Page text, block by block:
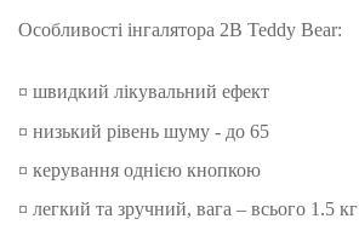
Особливості інгалятора 2B Teddy Bear:
¤ швидкий лікувальний ефект
¤ низький рівень шуму - до 65
¤ керування однією кнопкою
¤ легкий та зручний, вага – всього 1.5 кг